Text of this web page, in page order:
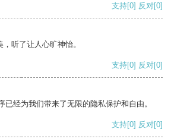
支持[0] 反对[0]
听了让人心旷神怡。
支持[0] 反对[0]
已经为我们带来了无限的隐私保护和自由。
支持[0] 反对[0]